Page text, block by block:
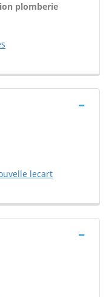
plomberie
lecart